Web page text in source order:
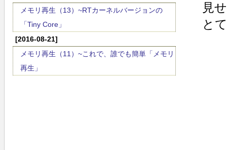
メモリ再生（13）~RTカーネルバージョンの
「Tiny Core」
[2016-08-21]
メモリ再生（11）~これで、誰でも簡単「メモリ
再生」
見
と